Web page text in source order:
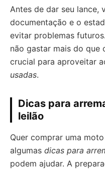
Antes de dar seu lance,
documentação e o
evitar problemas
não gastar mais do que
crucial para aproveitar
usadas.
Dicas para
leilão
Quer comprar uma
algumas dicas para
podem ajudar. A